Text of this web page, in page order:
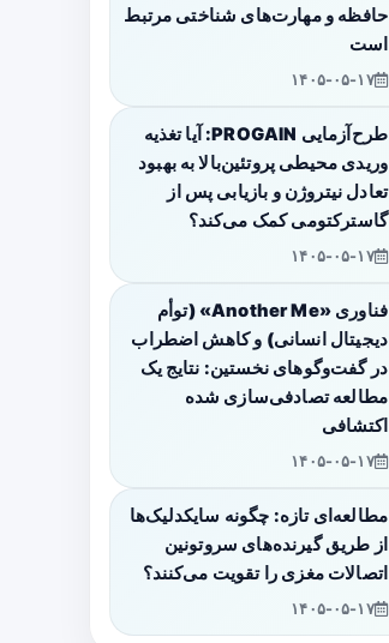
حافظه و مهارت‌های شناختی مرتبط
است
۱۴۰۵-۰۵-۱۷
طرح‌آزمایی PROGAIN: آیا تغذیه
وریدی محیطی پروتئین‌بالا به بهبود
تعادل نیتروژن و بازیابی پس از
گاسترکتومی کمک می‌کند؟
۱۴۰۵-۰۵-۱۷
فناوری «Another Me» (توأم
دیجیتال انسانی) و کاهش اضطراب
در گفت‌وگوهای نخستین: نتایج یک
مطالعه تصادفی‌سازی شده
اکتشافی
۱۴۰۵-۰۵-۱۷
مطالعه‌ای تازه: چگونه سایکدلیک‌ها
از طریق گیرنده‌های سروتونین
اتصالات مغزی را تقویت می‌کنند؟
۱۴۰۵-۰۵-۱۷